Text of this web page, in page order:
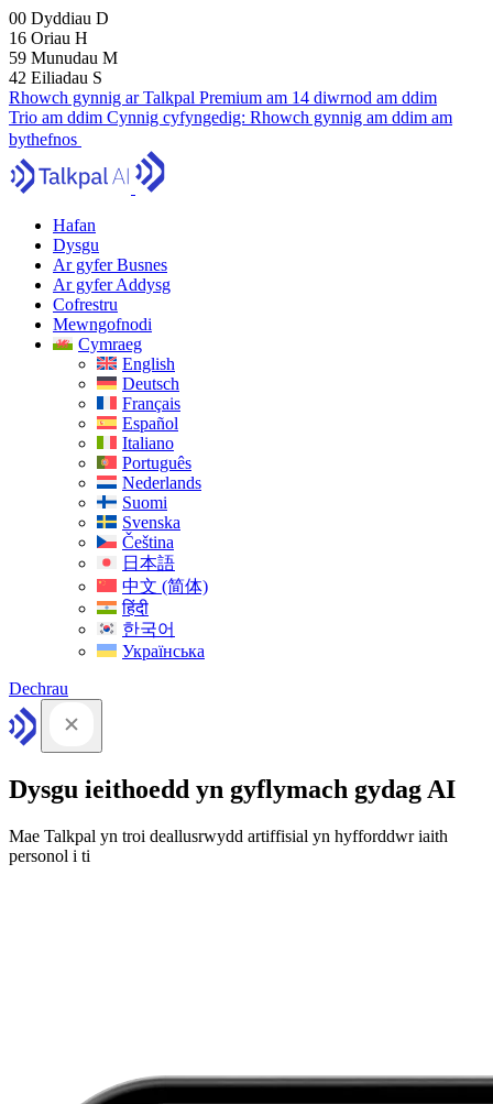
00 Dyddiau D
16 Oriau H
59 Munudau M
41 Eiliadau S
Rhowch gynnig ar Talkpal Premium am 14 diwrnod am ddim
Trio am ddim Cynnig cyfyngedig: Rhowch gynnig am ddim am
bythefnos
Hafan
Dysgu
Ar gyfer Busnes
Ar gyfer Addysg
Cofrestru
Mewngofnodi
Cymraeg
English
Deutsch
Français
Español
Italiano
Português
Nederlands
Suomi
Svenska
Čeština
日本語
中文 (简体)
हिंदी
한국어
Українська
Dechrau
Dysgu ieithoedd yn gyflymach gydag AI
Mae Talkpal yn troi deallusrwydd artiffisial yn hyfforddwr iaith
personol i ti